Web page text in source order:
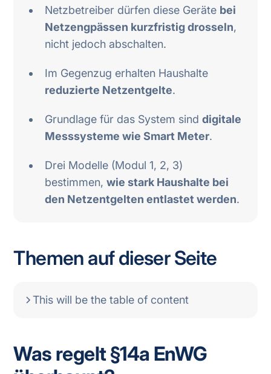
Netzbetreiber dürfen diese Geräte bei
Netzengpässen kurzfristig drosseln,
nicht jedoch abschalten.
Im Gegenzug erhalten Haushalte
reduzierte Netzentgelte.
Grundlage für das System sinddigitale
Messsysteme wie Smart Meter.
Drei Modelle (Modul 1, 2, 3)
bestimmen,wie stark Haushalte bei
den Netzentgelten entlastet werden.
Themen auf dieser Seite
This will be the table of content
Was regelt §14a EnWG